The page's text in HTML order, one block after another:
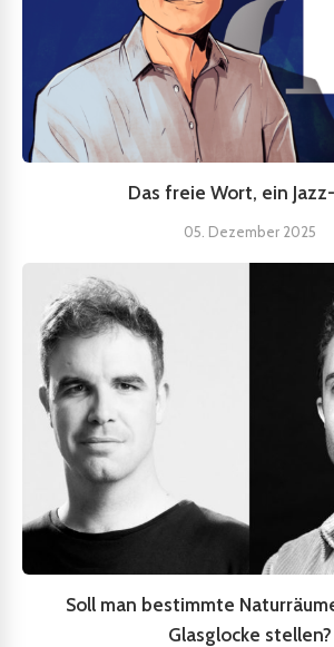
Das freie Wort, ein
05. Dezember 2025
Soll man bestimmte
Glasglocke stellen?